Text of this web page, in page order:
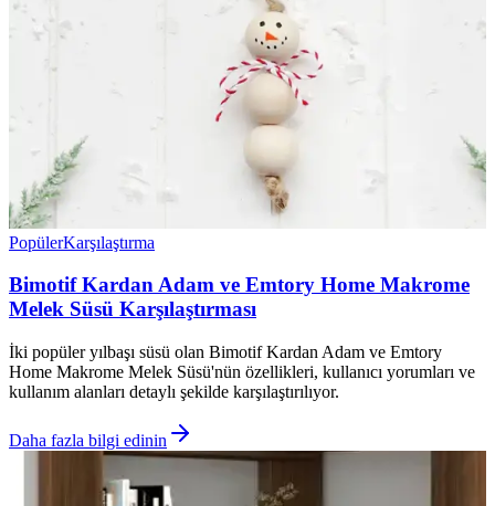
PopülerKarşılaştırma
Bimotif Kardan Adam ve Emtory Home Makrome
Melek Süsü Karşılaştırması
İki popüler yılbaşı süsü olan Bimotif Kardan Adam ve Emtory
Home Makrome Melek Süsü'nün özellikleri, kullanıcı yorumları ve
kullanım alanları detaylı şekilde karşılaştırılıyor.
Daha fazla bilgi edinin